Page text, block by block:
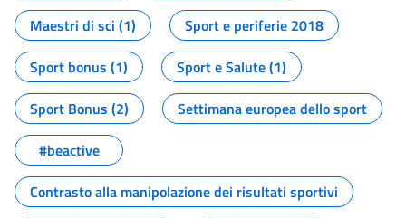
Maestri di sci (1)
Sport e periferie 2018
Sport bonus (1)
Sport e Salute (1)
Sport Bonus (2)
Settimana europea dello sport
#beactive
Contrasto alla manipolazione dei risultati sportivi